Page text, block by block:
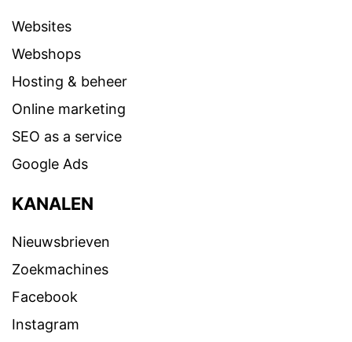
Websites
Webshops
Hosting & beheer
Online marketing
SEO as a service
Google Ads
KANALEN
Nieuwsbrieven
Zoekmachines
Facebook
Instagram